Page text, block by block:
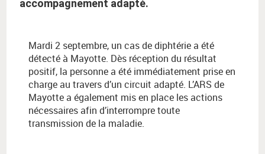
accompagnement adapté.
Mardi 2 septembre, un cas de diphtérie a été
détecté à Mayotte. Dès réception du résultat
positif, la personne a été immédiatement prise en
charge au travers d’un circuit adapté. L’ARS de
Mayotte a également mis en place les actions
nécessaires afin d’interrompre toute
transmission de la maladie.